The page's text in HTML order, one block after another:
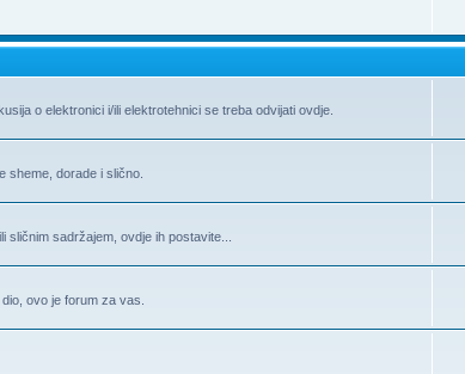
o elektronici i/ili elektrotehnici se treba odvijati ovdje.
sheme, dorade i slično.
sadržajem, ovdje ih postavite...
ovo je forum za vas.